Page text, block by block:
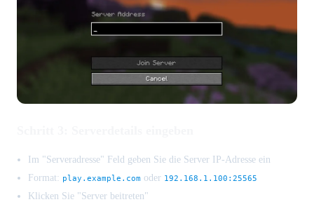
Im "Serveradresse" Feld geben Sie die Server IP-Adresse ein
Format: play.example.com oder 192.168.1.100:25565
Klicken Sie "Server beitreten"